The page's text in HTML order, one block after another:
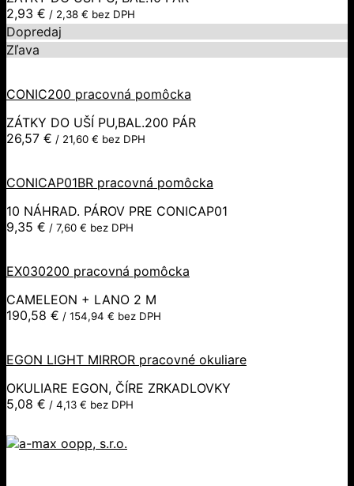
2,93 € / 2,38 € bez DPH
Dopredaj
Zľava
CONIC200 pracovná pomôcka
ZÁTKY DO UŠÍ PU,BAL.200 PÁR
26,57 € / 21,60 € bez DPH
CONICAP01BR pracovná pomôcka
10 NÁHRAD. PÁROV PRE CONICAP01
9,35 € / 7,60 € bez DPH
EX030200 pracovná pomôcka
CAMELEON + LANO 2 M
190,58 € / 154,94 € bez DPH
EGON LIGHT MIRROR pracovné okuliare
OKULIARE EGON, ČÍRE ZRKADLOVKY
5,08 € / 4,13 € bez DPH